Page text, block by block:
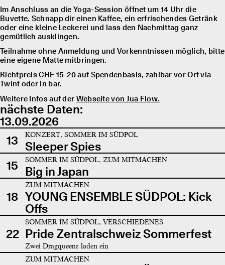
Im Anschluss an die Yoga-Session öffnet um 14 Uhr die
Buvette. Schnapp dir einen Kaffee, ein erfrischendes Getränk
oder eine kleine Leckerei und lass den Nachmittag ganz
gemütlich ausklingen.
Teilnahme ohne Anmeldung und Vorkenntnissen möglich, bitte
eine eigene Matte mitbringen.
Richtpreis CHF 15-20 auf Spendenbasis, zahlbar vor Ort via
Twint oder in bar.
Weitere Infos auf der Webseite von Jua Flow.
nächste Daten:
13.09.2026
13
KONZERT, SOMMER IM SÜDPOL
Sleeper Spies
15
SOMMER IM SÜDPOL, ZUM MITMACHEN
Big in Japan
18
ZUM MITMACHEN
YOUNG ENSEMBLE SÜDPOL: Kick
Offs
22
SOMMER IM SÜDPOL, VERSCHIEDENES
Pride Zentralschweiz Sommerfest
Zwei Dragqueens laden ein
ZUM MITMACHEN